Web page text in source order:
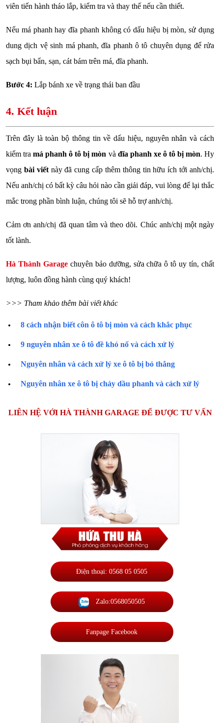
viên tiến hành tháo lắp, kiểm tra và thay thế nếu cần thiết.
Nếu má phanh hay đĩa phanh không có dấu hiệu bị mòn, sử dụng
dung dịch vệ sinh má phanh, đĩa phanh ô tô chuyên dụng để rửa
sạch bụi bẩn, sạn, cát bám trên má, đĩa phanh.
Bước 4: Lắp bánh xe về trạng thái ban đầu
4. Kết luận
Trên đây là toàn bộ thông tin về dấu hiệu, nguyên nhân và cách
kiểm tramá phanh ô tô bị mòn và đĩa phanh xe ô tô bị mòn. Hy
vọng bài viếtnày đã cung cấp thêm thông tin hữu ích tới anh/chị.
Nếu anh/chị có bất kỳ câu hỏi nào cần giải đáp, vui lòng để lại thắc
mắc trong phần bình luận, chúng tôi sẽ hỗ trợ anh/chị.
Cảm ơn anh/chị đã quan tâm và theo dõi. Chúc anh/chị một ngày
tốt lành.
Hà Thành Garagechuyên bảo dưỡng, sửa chữa ô tô uy tín, chất
lượng, luôn đồng hành cùng quý khách!
>>> Tham khảo thêm bài viết khác
8 cách nhận biết côn ô tô bị mòn và cách khắc phục
9 nguyên nhân xe ô tô đề khó nổ và cách xử lý
Nguyên nhân và cách xử lý xe ô tô bị bó thắng
Nguyên nhân xe ô tô bị chảy dầu phanh và cách xử lý
LIÊN HỆ VỚI HÀ THÀNH GARAGE ĐỂ ĐƯỢC TƯ VẤN
Điện thoại: 0568 05 0505
Zalo:0568050505
Fanpage Facebook